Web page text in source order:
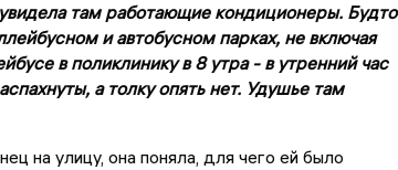
там работающие кондиционеры. Будто
и автобусном парках, не включая
в поликлинику в 8 утра - в утренний час
а толку опять нет. Удушье там
на улицу, она поняла, для чего ей было